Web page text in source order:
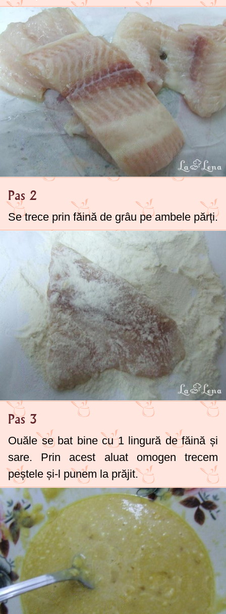
Pas 2
Se trece prin făină de grâu pe ambele părți.
Pas 3
Ouăle se bat bine cu1 lingură de făină și
sare. Prin acest aluat omogen trecem
peștele și-l punem la prăjit.